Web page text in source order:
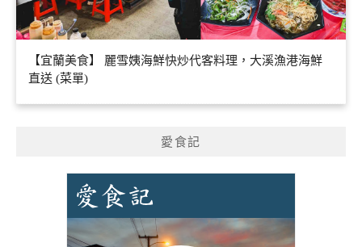
【宜蘭美食】 麗雪姨海鮮快炒代客料理，大溪漁港海鮮
直送 (菜單)
愛食記